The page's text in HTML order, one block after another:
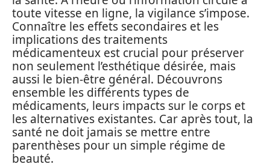
toute vitesse en ligne, la vigilance s’impose.
Connaître les effets secondaires et les
implications des traitements
médicamenteux est crucial pour préserver
non seulement l’esthétique désirée, mais
aussi le bien-être général. Découvrons
ensemble les différents types de
médicaments, leurs impacts sur le corps et
les alternatives existantes. Car après tout, la
santé ne doit jamais se mettre entre
parenthèses pour un simple régime de
beauté.